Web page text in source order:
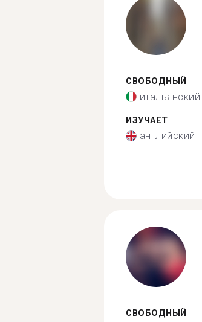
СВОБОДНЫЙ
итальянский
ИЗУЧАЕТ
английский
СВОБОДНЫЙ